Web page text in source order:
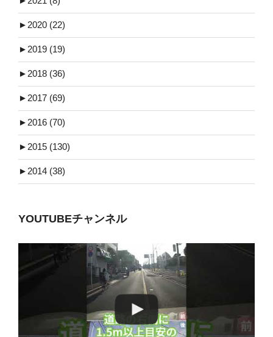
► 2020 (22)
► 2019 (19)
► 2018 (36)
► 2017 (69)
► 2016 (70)
► 2015 (130)
► 2014 (38)
YOUTUBEチャンネル